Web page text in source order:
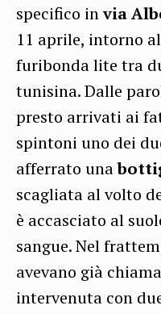
specifico invia
11 aprile, intorno
furibonda lite tra
tunisina. Dalle
presto arrivati ai
spintoni uno dei
afferrato una
scagliata al volto
è accasciato al
sangue. Nel
avevano già
intervenuta con